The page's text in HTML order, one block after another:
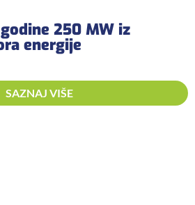
250 MW iz
energije
SAZNAJ VIŠE